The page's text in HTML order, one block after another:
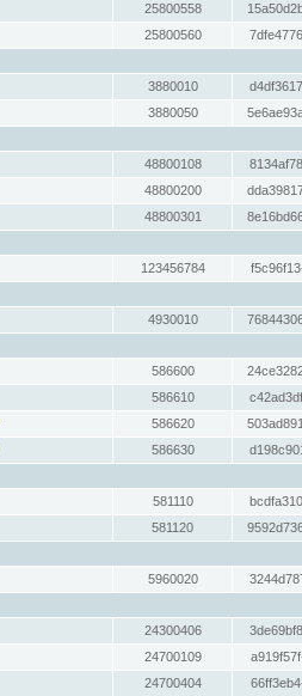
25800558
25800560
3880010
3880050
48800108
48800200
48800301
123456784
4930010
586600
586610
586620
586630
581110
581120
5960020
24300406
24700109
24700404